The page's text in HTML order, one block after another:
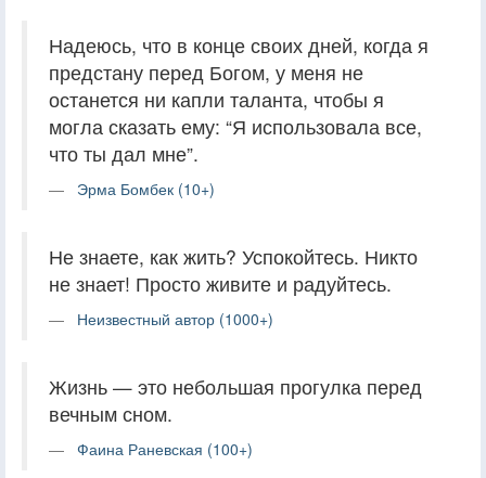
Надеюсь, что в конце своих дней, когда я
предстану перед Богом, у меня не
останется ни капли таланта, чтобы я
могла сказать ему: “Я использовала все,
что ты дал мне”.
Эрма Бомбек (10+)
Не знаете, как жить? Успокойтесь. Никто
не знает! Просто живите и радуйтесь.
Неизвестный автор (1000+)
Жизнь — это небольшая прогулка перед
вечным сном.
Фаина Раневская (100+)